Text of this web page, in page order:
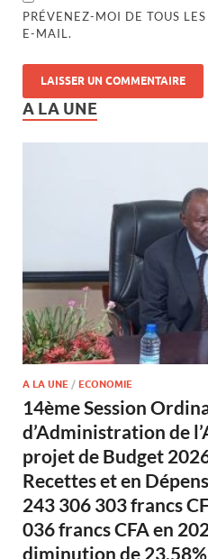
PRÉVENEZ-MOI DE TOUS
E-MAIL.
A LA UNE
A LA UNE / ECONOMIE
14ème Session
d’Administration de
projet de Budget
Recettes et en
243 306 303 francs
036 francs CFA en
diminution de